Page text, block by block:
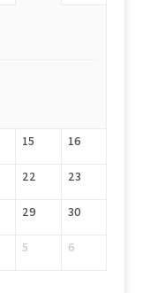
15 16
22 23
29 30
5 6